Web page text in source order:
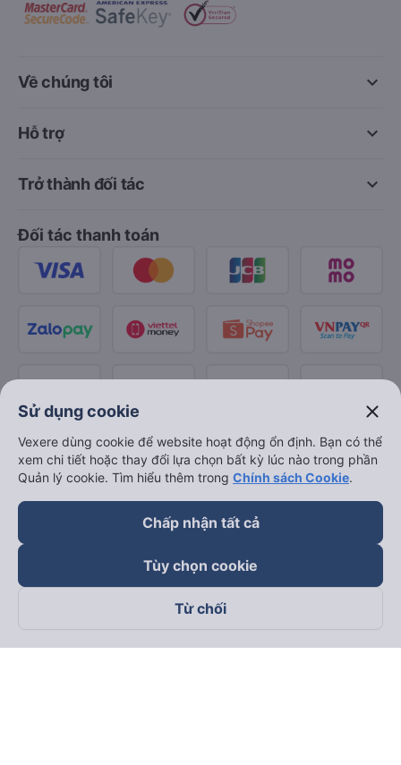
keyboard_arrow_down
Về chúng tôi
keyboard_arrow_down
Hỗ trợ
keyboard_arrow_down
Trở thành đối tác
Đối tác thanh toán
Theo dõi chúng tôi trên
Sử dụng cookie close
Vexere dùng cookie để website hoạt động ổn định. Bạn có thể
xem chi tiết hoặc thay đổi lựa chọn bất kỳ lúc nào trong phần
Quản lý cookie. Tìm hiểu thêm trong Chính sách Cookie.
Chấp nhận tất cả
Tùy chọn cookie
Từ chối